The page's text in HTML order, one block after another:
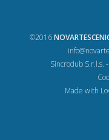
©2016
Sincrodub S.r.l.s.
Made with